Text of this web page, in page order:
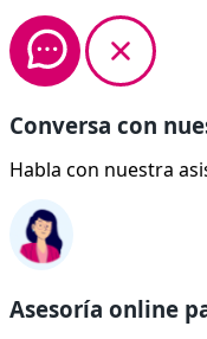
Conversa con
Habla con nuestra
Asesoría online